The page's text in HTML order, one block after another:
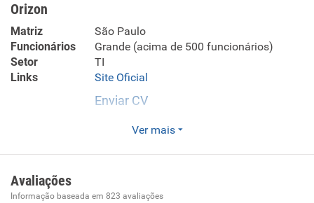
Orizon
Matriz
São Paulo
Funcionários
Grande (acima de 500 funcionários)
Setor
TI
Links
Site Oficial
Enviar CV
Nosso foco é defender a saúde de milhões de pessoas,
mercado de saúde brasileiro há mais de 10 anos, e hoje
lidera este segmento gerando mais eficiência para serviços
Ver mais
Avaliações
Informação baseada em 823 avaliações